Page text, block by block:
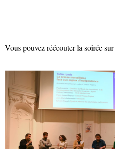
Vous pouvez réécouter la soirée sur